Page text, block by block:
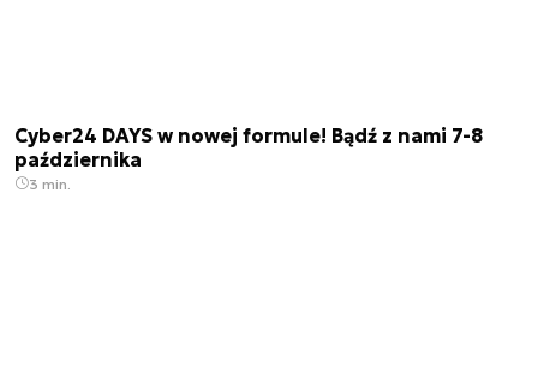
Cyber24 DAYS w nowej formule! Bądź z nami 7-8
października
3 min.